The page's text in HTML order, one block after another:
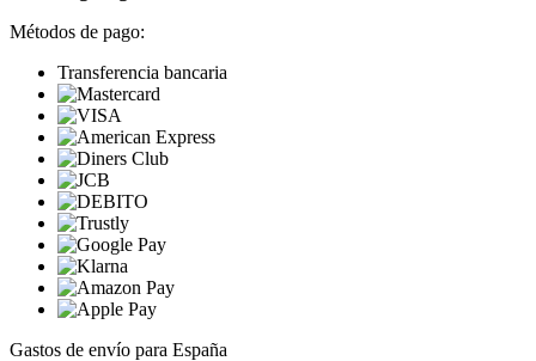
Métodos de pago:
Transferencia bancaria
Gastos de envío para España